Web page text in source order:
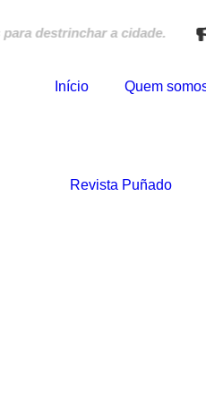
a cidade.
Início Quem
Revista Puñado